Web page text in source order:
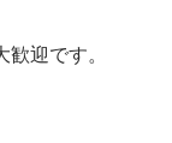
迎です。